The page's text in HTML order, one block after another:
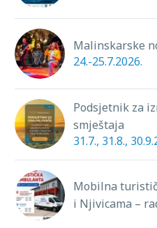
Malinskarske
24.-25.7.2026.
Podsjetnik za
smještaja
31.7., 31.8.,
Mobilna
i Njivicama –